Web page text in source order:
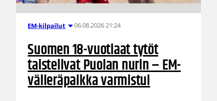
EM-kilpailut 06.08.2026 21:24
Suomen 18-vuotiaat tytöt
taistelivat Puolan nurin – EM-
välieräpaikka varmistui